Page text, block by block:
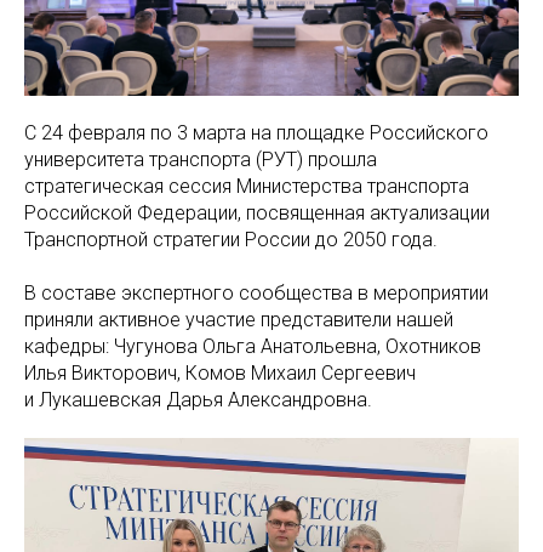
С 24 февраля по 3 марта на площадке Российского
университета транспорта (РУТ) прошла
стратегическая сессия Министерства транспорта
Российской Федерации, посвященная актуализации
Транспортной стратегии России до 2050 года.
В составе экспертного сообщества в мероприятии
приняли активное участие представители нашей
кафедры: Чугунова Ольга Анатольевна, Охотников
Илья Викторович, Комов Михаил Сергеевич
и Лукашевская Дарья Александровна.